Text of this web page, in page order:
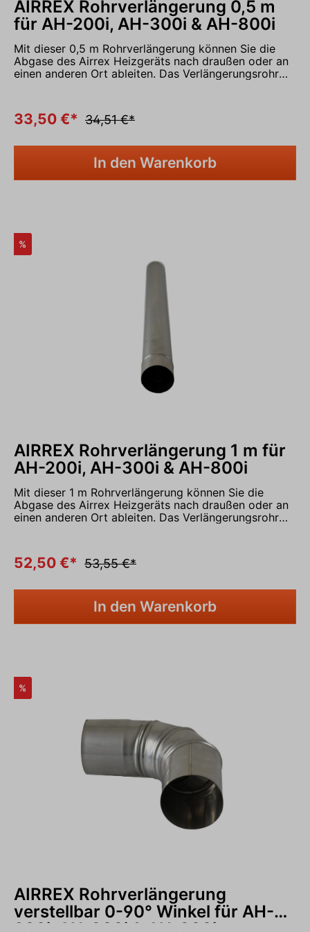
AIRREX Rohrverlängerung 0,5 m
für AH-200i, AH-300i & AH-800i
Mit dieser 0,5 m Rohrverlängerung können Sie die
Abgase des Airrex Heizgeräts nach draußen oder an
einen anderen Ort ableiten. Das Verlängerungsrohr
Heizgeräte Airrex AH-200i, Airrex AH-300i und Airrex
AH-800i. Lieferumfang: 1x Rohrverlängerung 0,5 m,
über das Kontaktformular auf oder rufen Sie uns
gerne an unter 05931 - 9986290 und vereinbaren Sie
33,50 €* 34,51 €*
In den Warenkorb
In den Warenkorb
%
AIRREX Rohrverlängerung 1 m für
AH-200i, AH-300i & AH-800i
Mit dieser 1 m Rohrverlängerung können Sie die
Abgase des Airrex Heizgeräts nach draußen oder an
einen anderen Ort ableiten. Das Verlängerungsrohr
Heizgeräte Airrex AH-200i, Airrex AH-300i und Airrex
AH-800i. Lieferumfang: 1x Rohrverlängerung 1 m,
über das Kontaktformular auf oder rufen Sie uns
gerne an unter 05931 - 9986290 und vereinbaren Sie
52,50 €* 53,55 €*
In den Warenkorb
In den Warenkorb
%
AIRREX Rohrverlängerung
verstellbar 0-90° Winkel für AH-